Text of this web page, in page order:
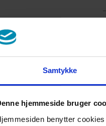
Samtykke
hjemmeside bruger
benytter